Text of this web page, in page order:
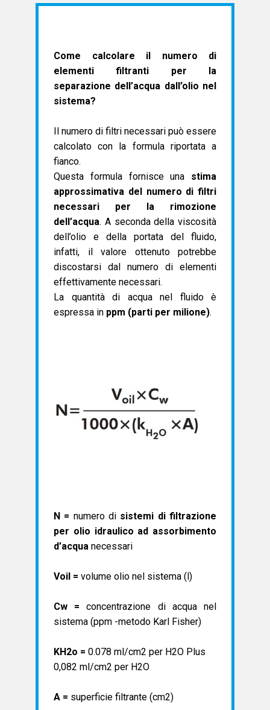
Come calcolare il numero di
elementi filtranti per la
separazione dell’acqua dall’olio nel
sistema?
Il numero di filtri necessari può essere
calcolato con la formula riportata a
fianco.
Questa formula fornisce una stima
approssimativa del numero di filtri
necessari per la rimozione
dell’acqua. A seconda della viscosità
dell’olio e della portata del fluido,
infatti, il valore ottenuto potrebbe
discostarsi dal numero di elementi
effettivamente necessari.
La quantità di acqua nel fluido è
espressa in ppm (parti per milione).
N = numero di sistemi di filtrazione
per olio idraulico ad assorbimento
d’acqua necessari
Voil = volume olio nel sistema (l)
Cw = concentrazione di acqua nel
sistema (ppm -metodo Karl Fisher)
KH2o = 0.078 ml/cm2 per H2O Plus
0,082 ml/cm2 per H2O
A = superficie filtrante (cm2)